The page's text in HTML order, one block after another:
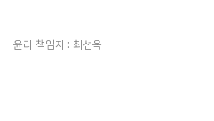
윤리 책임자 : 최선옥